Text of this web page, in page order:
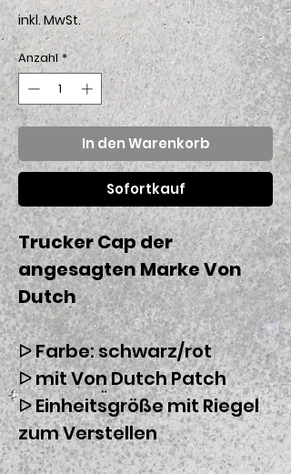
inkl. MwSt.
Anzahl *
In den Warenkorb
Sofortkauf
Trucker Cap der
angesagten Marke Von
Dutch
ᐅ Farbe: schwarz/rot
ᐅ mit Von Dutch Patch
ᐅ Einheitsgröße mit Riegel
zum Verstellen